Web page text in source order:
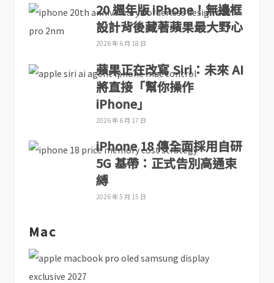
20 週年版 iPhone！無邊框
設計背後藏著蘋果最大野心
2026 年 6 月 18 日
蘋果正在改寫 Siri：未來 AI
將直接「幫你操作
iPhone」
2026 年 6 月 17 日
iPhone 18 傳全面採用自研
5G 基帶：正式告別高通束
縛
2026 年 5 月 15 日
Mac